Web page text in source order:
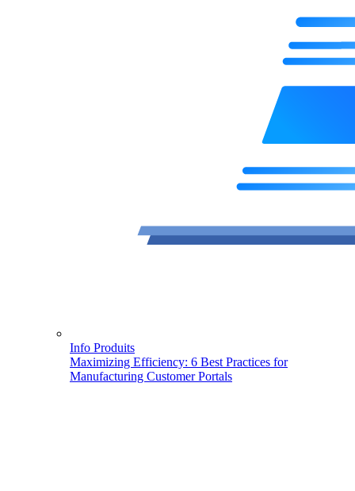
Info Produits
Maximizing Efficiency: 6 Best Practices for
Manufacturing Customer Portals